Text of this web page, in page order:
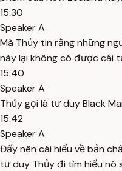
15:30
Speaker A
Mà Thủy tin rằng những
này lại không có được cái
15:40
Speaker A
Thủy gọi là tư duy Black
15:42
Speaker A
Đấy nên cái hiểu về bản
tư duy Thủy đi tìm hiểu nó